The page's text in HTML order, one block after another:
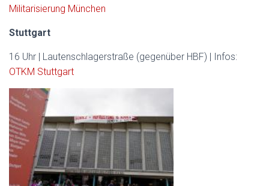
Militarisierung München
Stuttgart
16 Uhr | Lautenschlagerstraße (gegenüber HBF) | Infos:
OTKM Stuttgart